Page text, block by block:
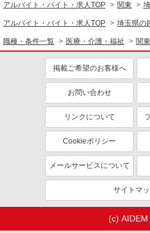
医療・介護
看護師・保健師・看護助手・助産師
同じ特徴から求人を探す
ボーナス・賞与あり
交通費支給
社
産休・育休取得実績あり
アルバイト・バイト・求人TOP 関東
アルバイト・バイト・求人TOP 埼玉県の
職種・条件一覧 医療・介護・福祉 関東
掲載ご希望のお客様へ
お問い合わせ
リンクについて
Cookieポリシー
メールサービスについて
サイトマ
(c) AIDEM